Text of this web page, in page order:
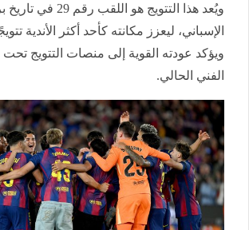
ويُعد هذا التتويج هو
الإسباني، ليعزز مكانته كأحد أكثر الأندية
ويؤكد عودته القوية إلى منصات التتويج تحت
الفني الحالي.